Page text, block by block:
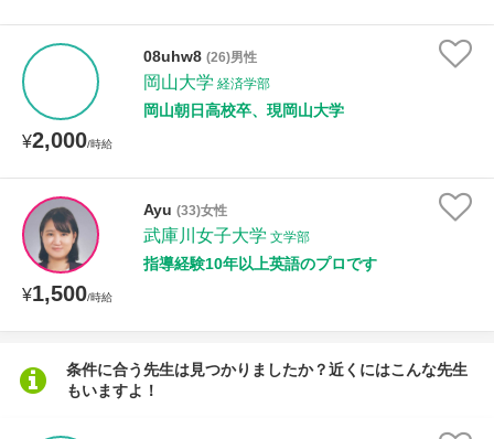
¥2,000/時給
08uhw8 (26)男性
岡山大学 経済学部
岡山朝日高校卒、現岡山大学
¥1,500/時給
Ayu (33)女性
武庫川女子大学 文学部
指導経験10年以上英語のプロです
条件に合う先生は見つかりましたか？近くにはこんな先生
もいますよ！
土曜日 日曜日
所属大学
距離：15km以内
年齢：18-101歳